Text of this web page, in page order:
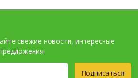
свежие новости, интересные
Подписаться